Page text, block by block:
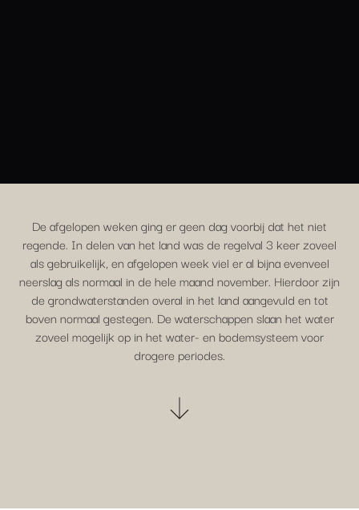
De afgelopen weken ging er geen dag voorbij dat het niet
regende. In delen van het land was de regelval 3 keer zoveel
als gebruikelijk, en afgelopen week viel er al bijna evenveel
neerslag als normaal in de hele maand november. Hierdoor zijn
de grondwaterstanden overal in het land aangevuld en tot
boven normaal gestegen. De waterschappen slaan het water
zoveel mogelijk op in het water- en bodemsysteem voor
drogere periodes.